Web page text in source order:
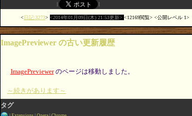
日記:3273 2014年01月09日(木) 21:53更新 12169閲覧 公開レベル 1
ImagePreviewer の古い更新履歴
ImagePreviewerのページは移動しました。
～続きがあります～
タグ